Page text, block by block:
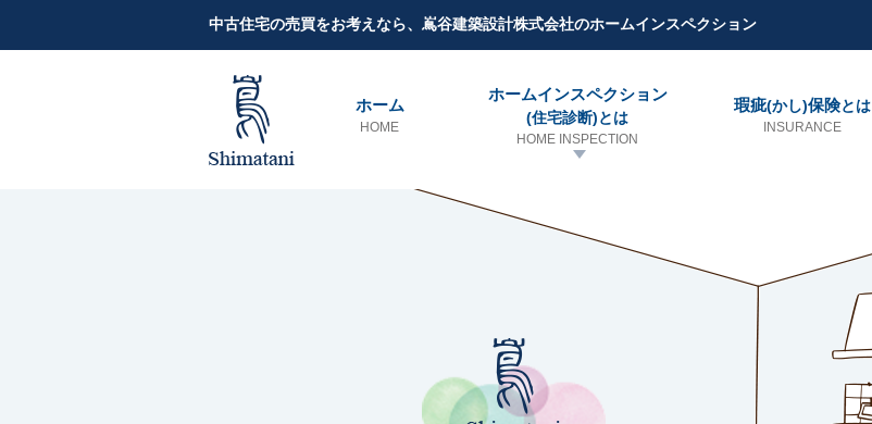
中古住宅の売買をお考えなら、嶌谷建築設計株式会社のホームインスペクション
ホーム
HOME
ホームインスペクション
(住宅診断)とは
HOME INSPECTION
瑕疵(かし)保険とは
INSURANCE